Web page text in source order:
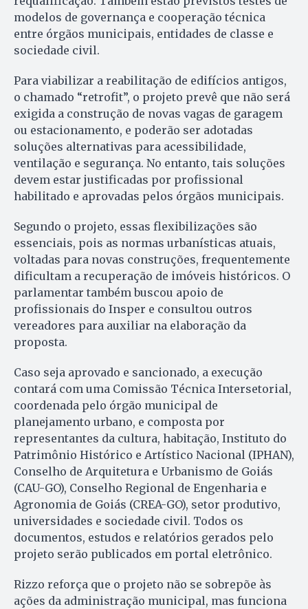
modelos de governança e cooperação técnica
entre órgãos municipais, entidades de classe e
sociedade civil.
Para viabilizar a reabilitação de edifícios antigos,
o chamado “retrofit”, o projeto prevê que não será
exigida a construção de novas vagas de garagem
ou estacionamento, e poderão ser adotadas
soluções alternativas para acessibilidade,
ventilação e segurança. No entanto, tais soluções
devem estar justificadas por profissional
habilitado e aprovadas pelos órgãos municipais.
Segundo o projeto, essas flexibilizações são
essenciais, pois as normas urbanísticas atuais,
voltadas para novas construções, frequentemente
dificultam a recuperação de imóveis históricos. O
parlamentar também buscou apoio de
profissionais do Insper e consultou outros
vereadores para auxiliar na elaboração da
proposta.
Caso seja aprovado e sancionado, a execução
contará com uma Comissão Técnica Intersetorial,
coordenada pelo órgão municipal de
planejamento urbano, e composta por
representantes da cultura, habitação, Instituto do
Patrimônio Histórico e Artístico Nacional (IPHAN),
Conselho de Arquitetura e Urbanismo de Goiás
(CAU-GO), Conselho Regional de Engenharia e
Agronomia de Goiás (CREA-GO), setor produtivo,
universidades e sociedade civil. Todos os
documentos, estudos e relatórios gerados pelo
projeto serão publicados em portal eletrônico.
Rizzo reforça que o projeto não se sobrepõe às
ações da administração municipal, mas funciona